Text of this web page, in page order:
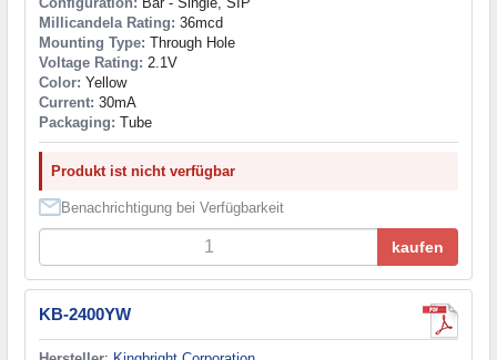
Millicandela Rating: 36mcd
Mounting Type: Through Hole
Voltage Rating: 2.1V
Color: Yellow
Current: 30mA
Packaging: Tube
Produkt ist nicht verfügbar
Benachrichtigung bei Verfügbarkeit
kaufen
KB-2400YW